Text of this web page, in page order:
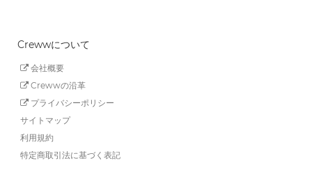
Crewwについて
会社概要
Crewwの沿革
プライバシーポリシー
サイトマップ
利用規約
特定商取引法に基づく表記